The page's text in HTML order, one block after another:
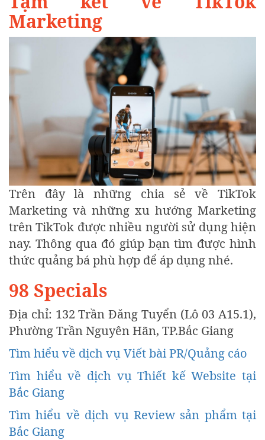
Marketing
Trên đây là những chia sẻ về TikTok
Marketing và những xu hướng Marketing
trên TikTok được nhiều người sử dụng hiện
nay. Thông qua đó giúp bạn tìm được hình
thức quảng bá phù hợp để áp dụng nhé.
98 Specials
Địa chỉ: 132 Trần Đăng Tuyển (Lô 03 A15.1),
Phường Trần Nguyên Hãn, TP.Bắc Giang
Tìm hiểu về dịch vụ Viết bài PR/Quảng cáo
Tìm hiểu về dịch vụ Thiết kế Website tại
Bắc Giang
Tìm hiểu về dịch vụ Review sản phẩm tại
Bắc Giang